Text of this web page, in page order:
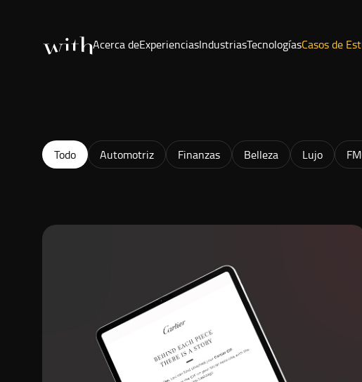
Acerca deExperienciasIndustriasTecnologíasCasos de
Todo Automotriz Finanzas Belleza Lujo